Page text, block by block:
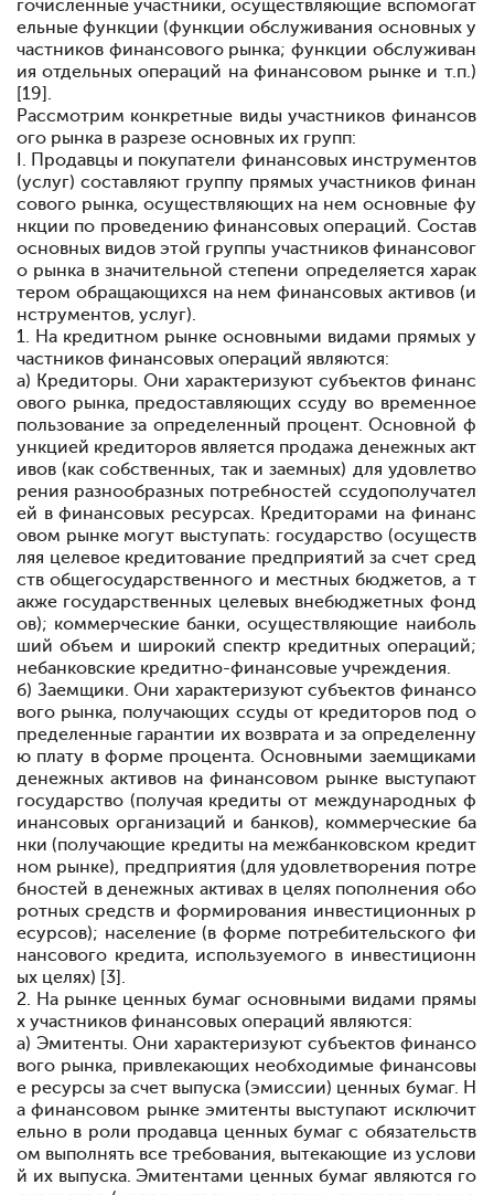
гочисленные участники, осуществляющие вспомогат
ельные функции (функции обслуживания основных у
частников финансового рынка; функции обслуживан
ия отдельных операций на финансовом рынке и т.п.)
[19].
Рассмотрим конкретные виды участников финансов
ого рынка в разрезе основных их групп:
I. Продавцы и покупатели финансовых инструментов
(услуг) составляют группу прямых участников финан
сового рынка, осуществляющих на нем основные фу
нкции по проведению финансовых операций. Состав
основных видов этой группы участников финансовог
о рынка в значительной степени определяется харак
тером обращающихся на нем финансовых активов (и
нструментов, услуг).
1. На кредитном рынке основными видами прямых у
частников финансовых операций являются:
а) Кредиторы. Они характеризуют субъектов финанс
ового рынка, предоставляющих ссуду во временное
пользование за определенный процент. Основной ф
ункцией кредиторов является продажа денежных акт
ивов (как собственных, так и заемных) для удовлетво
рения разнообразных потребностей ссудополучател
ей в финансовых ресурсах. Кредиторами на финанс
овом рынке могут выступать: государство (осуществ
ляя целевое кредитование предприятий за счет сред
ств общегосударственного и местных бюджетов, а т
акже государственных целевых внебюджетных фонд
ов); коммерческие банки, осуществляющие наиболь
ший объем и широкий спектр кредитных операций;
небанковские кредитно-финансовые учреждения.
б) Заемщики. Они характеризуют субъектов финансо
вого рынка, получающих ссуды от кредиторов под о
пределенные гарантии их возврата и за определенну
ю плату в форме процента. Основными заемщиками
денежных активов на финансовом рынке выступают
государство (получая кредиты от международных ф
инансовых организаций и банков), коммерческие ба
нки (получающие кредиты на межбанковском кредит
ном рынке), предприятия (для удовлетворения потре
бностей в денежных активах в целях пополнения обо
ротных средств и формирования инвестиционных р
есурсов); население (в форме потребительского фи
нансового кредита, используемого в инвестиционн
ых целях) [3].
2. На рынке ценных бумаг основными видами прямы
х участников финансовых операций являются:
а) Эмитенты. Они характеризуют субъектов финансо
вого рынка, привлекающих необходимые финансовы
е ресурсы за счет выпуска (эмиссии) ценных бумаг. Н
а финансовом рынке эмитенты выступают исключит
ельно в роли продавца ценных бумаг с обязательств
ом выполнять все требования, вытекающие из услови
й их выпуска. Эмитентами ценных бумаг являются го